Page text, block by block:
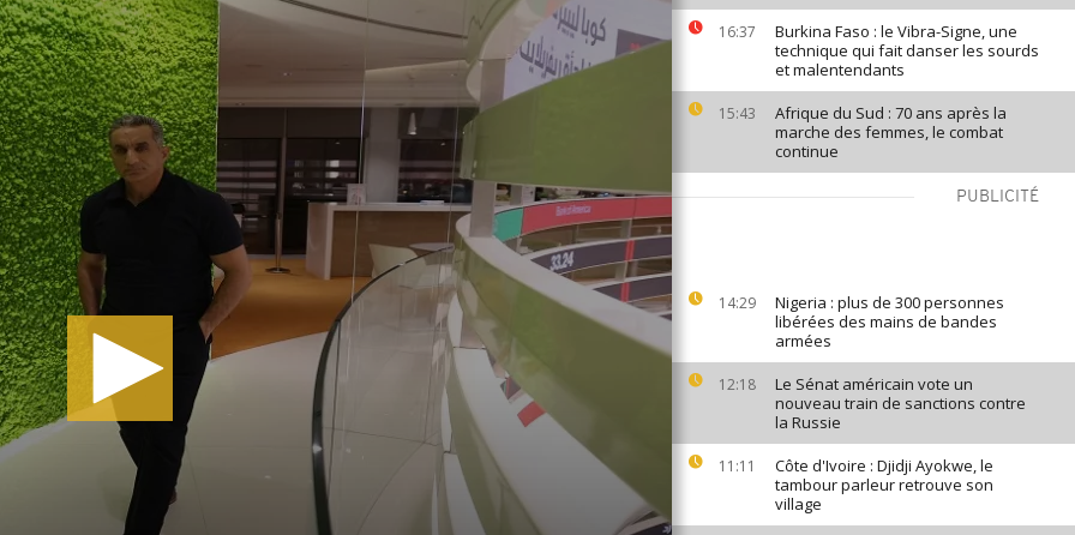
16:37
Burkina Faso : le Vibra-Signe, une
technique qui fait danser les sourds
et malentendants
15:43
Afrique du Sud : 70 ans après la
marche des femmes, le combat
continue
PUBLICITÉ
14:29
Nigeria : plus de 300 personnes
libérées des mains de bandes
armées
12:18
Le Sénat américain vote un
nouveau train de sanctions contre
la Russie
11:11
Côte d'Ivoire : Djidji Ayokwe, le
tambour parleur retrouve son
village